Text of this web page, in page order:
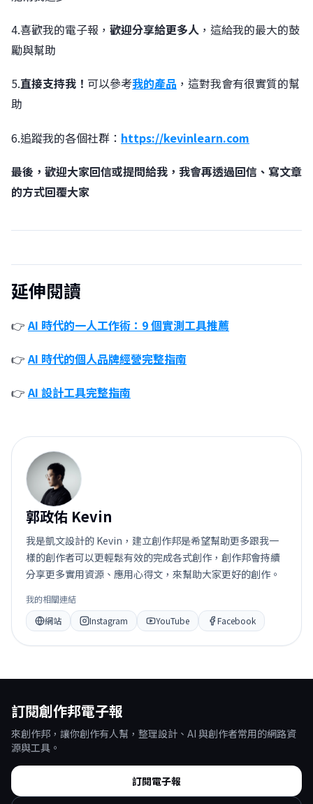
4.喜歡我的電子報， 歡迎分享給更多人 ，這給我的最大的鼓
勵與幫助
5.直接支持我！ 可以參考我的產品 ，這對我會有很實質的幫
助
6.追蹤我的各個社群： https://kevinlearn.com
最後，歡迎大家回信或提問給我，我會再透過回信、寫文章
的方式回覆大家
延伸閱讀
👉AI 時代的一人工作術：9 個實測工具推薦
👉AI 時代的個人品牌經營完整指南
👉AI 設計工具完整指南
郭
郭政佑 Kevin
我是凱文設計的 Kevin，建立創作邦是希望幫助更多跟我一
樣的創作者可以更輕鬆有效的完成各式創作，創作邦會持續
分享更多實用資源、應用心得文，來幫助大家更好的創作。
我的相關連結
網站
Instagram YouTube Facebook
訂閱創作邦電子報
來創作邦，讓你創作有人幫，整理設計、AI 與創作者常用的網路資
源與工具。
訂閱電子報